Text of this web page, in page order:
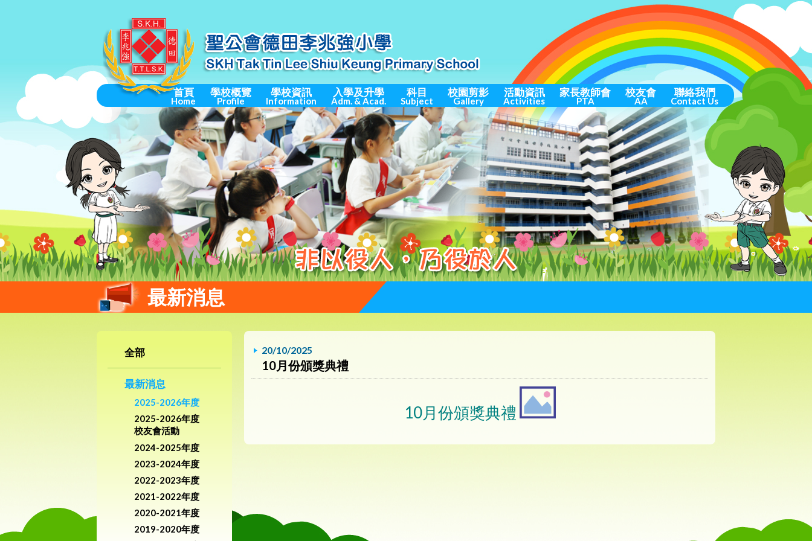
首頁
Home
學校概覽
Profile
學校資訊
Information
入學及升學
Adm. & Acad.
科目
Subject
校園剪影
Gallery
活動資訊
Activities
家長教師會
PTA
校友會
AA
聯絡我們
Contact Us
最新消息
全部
最新消息
2025-2026年度
2025-2026年度
校友會活動
2024-2025年度
2023-2024年度
2022-2023年度
2021-2022年度
2020-2021年度
2019-2020年度
20/10/2025
10月份頒獎典禮
10月份頒獎典禮